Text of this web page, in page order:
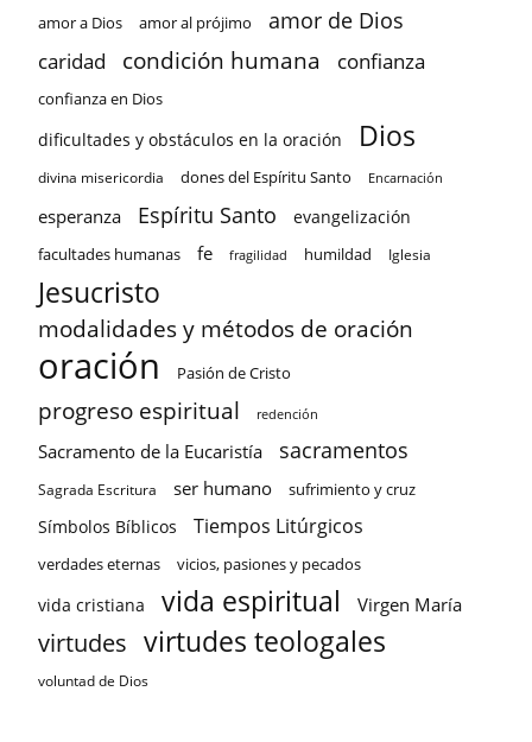
amor a Dios amor al prójimo amor de Dios
caridad condición humana confianza
confianza en Dios
dificultades y obstáculos en la oración Dios
divina misericordia dones del Espíritu Santo Encarnación
esperanza Espíritu Santo evangelización
facultades humanas fe fragilidad humildad Iglesia
Jesucristo
modalidades y métodos de oración
oración Pasión de Cristo
progreso espiritual redención
Sacramento de la Eucaristía sacramentos
Sagrada Escritura ser humano sufrimiento y cruz
Símbolos Bíblicos Tiempos Litúrgicos
verdades eternas vicios, pasiones y pecados
vida cristiana vida espiritual Virgen María
virtudes virtudes teologales
voluntad de Dios